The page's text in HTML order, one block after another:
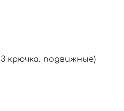
3 крючка. подвижные)